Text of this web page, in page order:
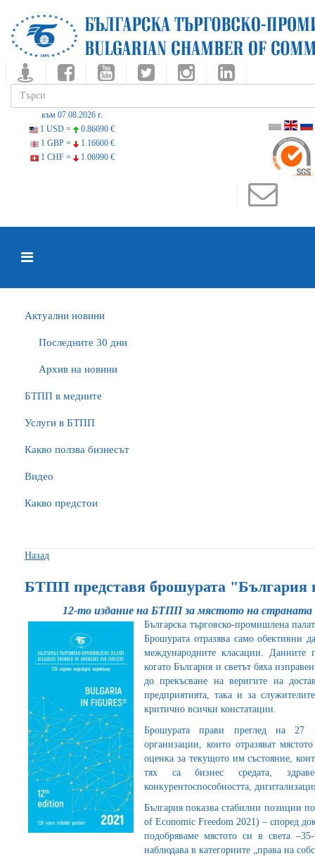
към 07.08.2026 г.
1 USD =
0.86690 €
1 GBP =
1.16600 €
1 CHF =
1.06990 €
Актуални новини
Последните 30 дни
Архив на новини
БTПП в медиите
Услуги в БТПП
Какво ползва бизнесът
Видео
Какво предстои
Назад
БТПП представя брошурата
12-то издание на БТПП за мястото на
Българска търговско-промишлена
Брошурата отразява само обективни
международните класации. Данните
когато България и светът бяха
до прекъсване на веригите на
предприятията, така и за
критично всички констатации.
Брошурата прави преглед на 27
организации, които отразяват
оценка за текущото им състояние,
тях са бизнес средата,
конкурентоспособността,
България показва стабилни позиции
of Economic Freedom 2021) – според
подобряваме мястото си в света
наблюдава в категориите „права на